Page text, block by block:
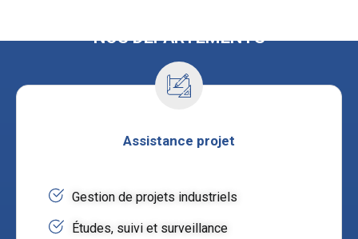
NOS DÉPARTEMENTS
Assistance projet
Gestion de projets industriels
Études, suivi et surveillance